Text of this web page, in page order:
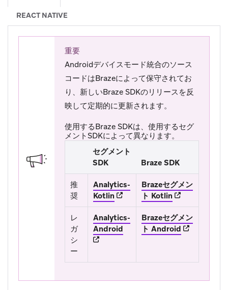
REACT NATIVE
重要
Androidデバイスモード統合のソース
コードはBrazeによって保守されてお
り、新しいBraze SDKのリリースを反
映して定期的に更新されます。
使用するBraze SDKは、使用するセグ
メントSDKによって異なります。
セグメント
SDK
Braze SDK
推
奨
Analytics-
Kotlin(opens in new tab)
Brazeセグメン
ト Kotlin(opens in new
レ
ガ
シ
ー
Analytics-
Android (opens in new tab)
Brazeセグメン
ト Android (opens in